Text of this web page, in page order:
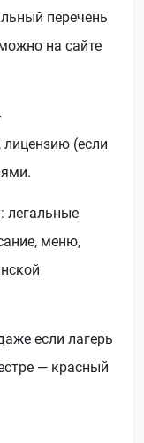
перечень
на сайте
(если
легальные
меню,
если лагерь
— красный